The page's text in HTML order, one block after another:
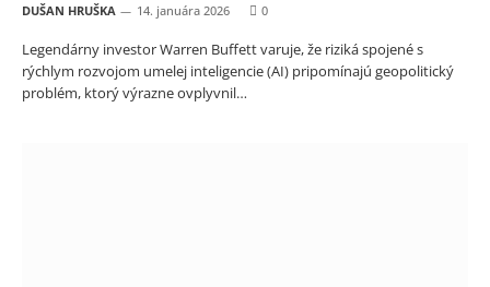
DUŠAN HRUŠKA 14. januára 2026 0
Legendárny investor Warren Buffett varuje, že riziká spojené s
rýchlym rozvojom umelej inteligencie (AI) pripomínajú geopolitický
problém, ktorý výrazne ovplyvnil…